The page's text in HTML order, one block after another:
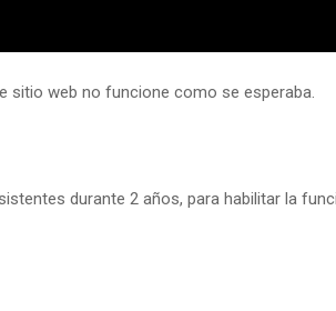
sitio web no funcione como se esperaba.
durante 2 años, para habilitar la